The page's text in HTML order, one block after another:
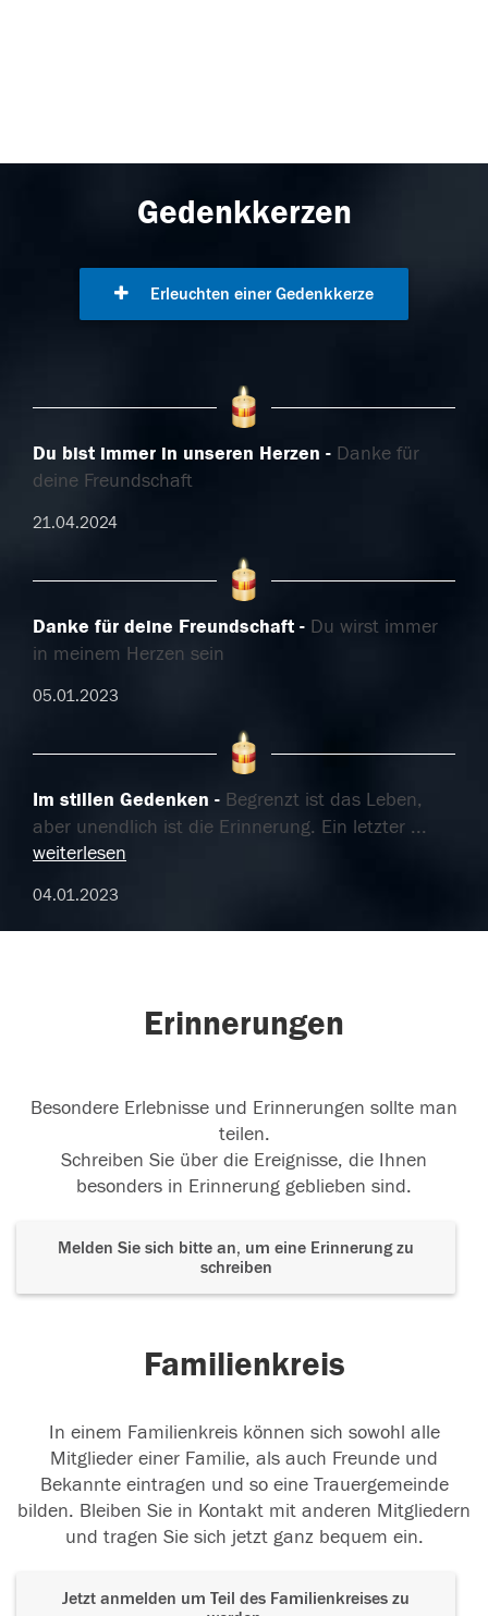
Gedenkkerzen
Erleuchten einer Gedenkkerze
Du bist immer in unseren Herzen
Danke für
deine Freundschaft
21.04.2024
Danke für deine Freundschaft
Du wirst immer
in meinem Herzen sein
05.01.2023
Im stillen Gedenken
Begrenzt ist das Leben,
aber unendlich ist die Erinnerung. Ein letzter ...
weiterlesen
04.01.2023
Erinnerungen
Besondere Erlebnisse und Erinnerungen sollte man
teilen.
Schreiben Sie über die Ereignisse, die Ihnen
besonders in Erinnerung geblieben sind.
Melden Sie sich bitte an, um eine Erinnerung zu
schreiben
Familienkreis
In einem Familienkreis können sich sowohl alle
Mitglieder einer Familie, als auch Freunde und
Bekannte eintragen und so eine Trauergemeinde
bilden. Bleiben Sie in Kontakt mit anderen Mitgliedern
und tragen Sie sich jetzt ganz bequem ein.
Jetzt anmelden um Teil des Familienkreises zu